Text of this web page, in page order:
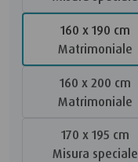
160 x 190 cm
Matrimoniale
160 x 200 cm
Matrimoniale
170 x 195 cm
Misura speciale